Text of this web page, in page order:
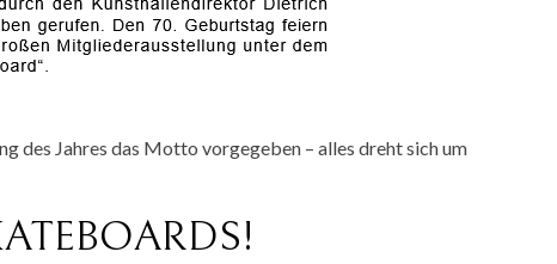
des Jahres das Motto vorgegeben – alles dreht sich um
!